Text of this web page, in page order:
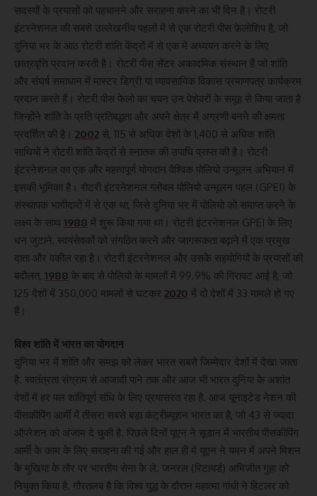
सदस्यों के प्रयासों को पहचानने और सराहना करने का भी दिन है। रोटरी
इंटरनेशनल की सबसे उल्लेखनीय पहलों में से एक रोटरी पीस फ़ेलोशिप है, जो
दुनिया भर के आठ रोटरी शांति केंद्रों में से एक में अध्ययन करने के लिए
छात्रवृत्ति प्रदान करती है। रोटरी पीस सेंटर अकादमिक संस्थान हैं जो शांति
और संघर्ष समाधान में मास्टर डिग्री या व्यावसायिक विकास प्रमाणपत्र कार्यक्रम
प्रदान करते हैं। रोटरी पीस फेलो का चयन उन पेशेवरों के समूह से किया जाता है
जिन्होंने शांति के प्रति प्रतिबद्धता और अपने क्षेत्र में अग्रणी बनने की क्षमता
प्रदर्शित की है। 2002 से, 115 से अधिक देशों के 1,400 से अधिक शांति
साथियों ने रोटरी शांति केंद्रों से स्नातक की उपाधि प्राप्त की है। रोटरी
इंटरनेशनल का एक और महत्वपूर्ण योगदान वैश्विक पोलियो उन्मूलन अभियान में
इसकी भूमिका है। रोटरी इंटरनेशनल ग्लोबल पोलियो उन्मूलन पहल (GPEI) के
संस्थापक भागीदारों में से एक था, जिसे दुनिया भर में पोलियो को समाप्त करने के
लक्ष्य के साथ 1988 में शुरू किया गया था। रोटरी इंटरनेशनल GPEI के लिए
धन जुटाने, स्वयंसेवकों को संगठित करने और जागरूकता बढ़ाने में एक प्रमुख
दाता और वकील रहा है। रोटरी इंटरनेशनल और उसके सहयोगियों के प्रयासों की
बदौलत, 1988 के बाद से पोलियो के मामलों में 99.9% की गिरावट आई है, जो
125 देशों में 350,000 मामलों से घटकर 2020 में दो देशों में 33 मामले हो गए
हैं।
विश्व शांति में भारत का योगदान
दुनिया भर में शांति और समझ को लेकर भारत सबसे जिम्मेदार देशों में देखा जाता
है. स्वतंत्रता संग्राम से आजादी पाने तक और आज भी भारत दुनिया के अशांत
देशों में हर पल शांतिपूर्ण संधि के लिए प्रयासरत रहा है. आज यूनाइटेड नेशन की
पीसकीपिंग आर्मी में तीसरा सबसे बड़ा कंट्रीब्यूशन भारत का है, जो 43 से ज्यादा
ऑपरेशन को अंजाम दे चुकी है. पिछले दिनों यूएन ने सूडान में भारतीय पीसकीपिंग
आर्मी के काम के लिए सराहना की गई और हाल ही में यूएन ने यमन में अपने मिशन
के मुखिया के तौर पर भारतीय सेना के ले. जनरल (रिटायर्ड) अभिजीत गुहा को
नियुक्त किया है. गौरतलब है कि विश्व युद्ध के दौरान महात्मा गांधी ने हिटलर को